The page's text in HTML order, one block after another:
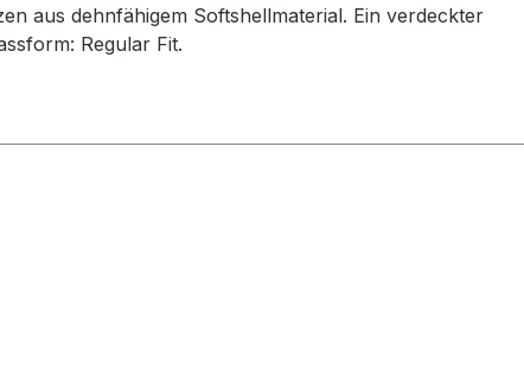
aus dehnfähigem Softshellmaterial. Ein verdeckter
Regular Fit.